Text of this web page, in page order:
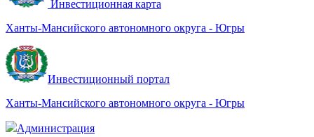
Инвестиционная карта
Ханты-Мансийского автономного округа - Югры
Инвестиционный портал
Ханты-Мансийского автономного округа - Югры
Администрация